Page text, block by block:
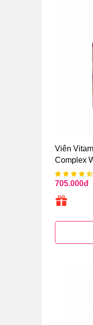
Viên
Complex
500 Viên
705.000đ